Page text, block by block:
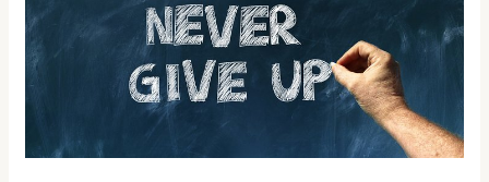
wichtiger
als
alle